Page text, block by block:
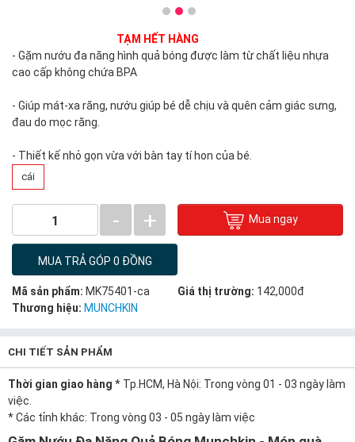
TẠM HẾT HÀNG
- Gặm nướu đa năng hình quả bóng được làm từ chất liệu nhựa
cao cấp không chứa BPA
- Giúp mát-xa răng, nướu giúp bé dễ chịu và quên cảm giác sưng,
đau do mọc răng.
- Thiết kế nhỏ gọn vừa với bàn tay tí hon của bé.
cái
1 - + Mua ngay
MUA TRẢ GÓP 0 ĐỒNG
Mã sản phẩm: MK75401-ca Giá thị trường: 142,000đ
Thương hiệu: MUNCHKIN
CHI TIẾT SẢN PHẨM
Thời gian giao hàng * Tp.HCM, Hà Nội: Trong vòng 01 - 03 ngày làm
việc.
* Các tỉnh khác: Trong vòng 03 - 05 ngày làm việc